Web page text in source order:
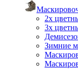
2х
3х
Зимние